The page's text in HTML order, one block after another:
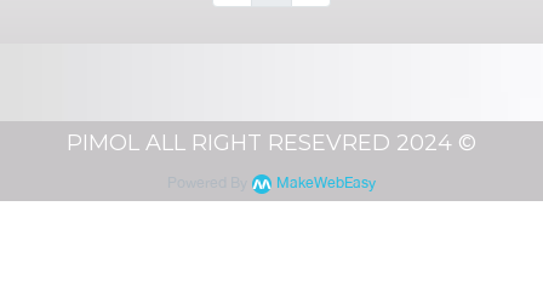
PIMOL ALL RIGHT RESEVRED 2024 ©
MakeWebEasy